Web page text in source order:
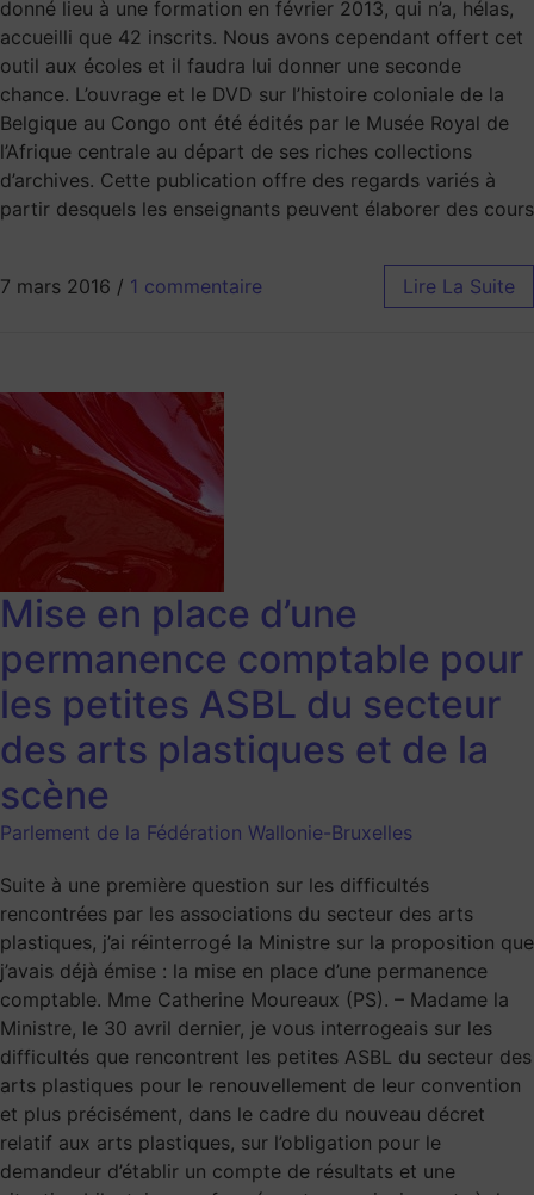
donné lieu à une formation en février 2013, qui n’a, hélas,
accueilli que 42 inscrits. Nous avons cependant offert cet
outil aux écoles et il faudra lui donner une seconde
chance. L’ouvrage et le DVD sur l’histoire coloniale de la
Belgique au Congo ont été édités par le Musée Royal de
l’Afrique centrale au départ de ses riches collections
d’archives. Cette publication offre des regards variés à
partir desquels les enseignants peuvent élaborer des cours
7 mars 2016 / 1 commentaire Lire La Suite
Mise en place d’une
permanence comptable pour
les petites ASBL du secteur
des arts plastiques et de la
scène
Parlement de la Fédération Wallonie-Bruxelles
Suite à une première question sur les difficultés
rencontrées par les associations du secteur des arts
plastiques, j’ai réinterrogé la Ministre sur la proposition que
j’avais déjà émise : la mise en place d’une permanence
comptable. Mme Catherine Moureaux (PS). – Madame la
Ministre, le 30 avril dernier, je vous interrogeais sur les
difficultés que rencontrent les petites ASBL du secteur des
arts plastiques pour le renouvellement de leur convention
et plus précisément, dans le cadre du nouveau décret
relatif aux arts plastiques, sur l’obligation pour le
demandeur d’établir un compte de résultats et une